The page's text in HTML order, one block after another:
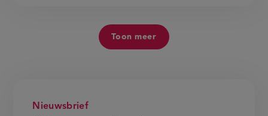
Toon meer
Nieuwsbrief